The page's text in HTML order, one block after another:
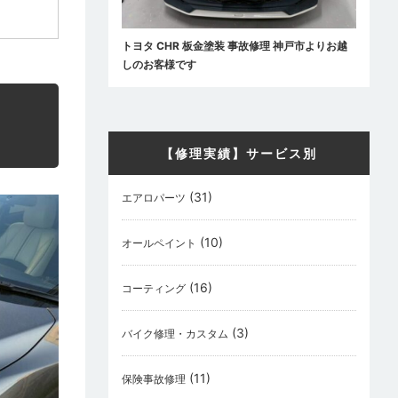
トヨタ CHR 板金塗装 事故修理 神戸市よりお越
しのお客様です
【修理実績】サービス別
エアロパーツ (31)
オールペイント (10)
コーティング(16)
バイク修理・カスタム (3)
保険事故修理 (11)